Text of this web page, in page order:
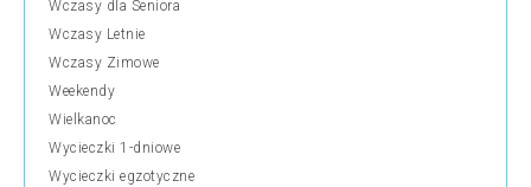
Wczasy dla Seniora
Wczasy Letnie
Wczasy Zimowe
Weekendy
Wielkanoc
Wycieczki 1-dniowe
Wycieczki egzotyczne